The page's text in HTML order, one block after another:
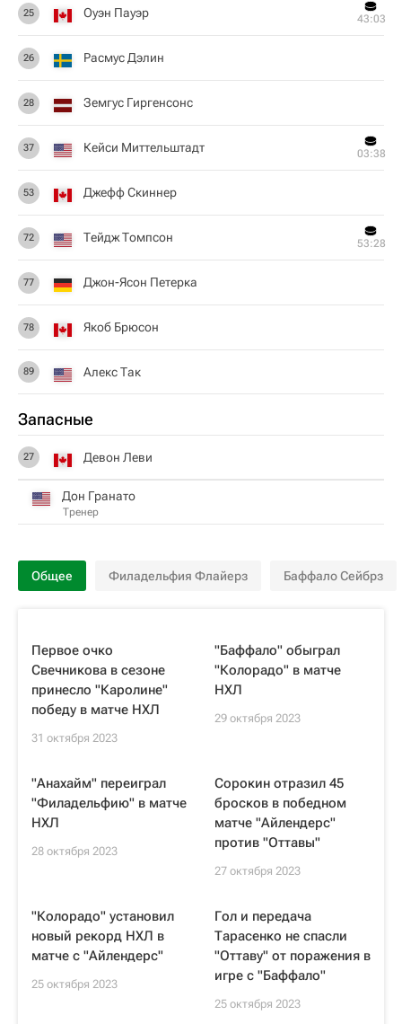
25 Оуэн Пауэр 43:03
26 Расмус Дэлин
28 Земгус Гиргенсонс
37 Кейси Миттельштадт 03:38
53 Джефф Скиннер
72 Тейдж Томпсон 53:28
77 Джон-Ясон Петерка
78 Якоб Брюсон
89 Алекс Так
Запасные
27 Девон Леви
Дон Гранато
Тренер
Общее Филадельфия Флайерз Баффало Сейбрз
Первое очко
Свечникова в сезоне
принесло "Каролине"
победу в матче НХЛ
31 октября 2023
"Баффало" обыграл
"Колорадо" в матче
НХЛ
29 октября 2023
"Анахайм" переиграл
"Филадельфию" в матче
НХЛ
28 октября 2023
Сорокин отразил 45
бросков в победном
матче "Айлендерс"
против "Оттавы"
27 октября 2023
"Колорадо" установил
новый рекорд НХЛ в
матче с "Айлендерс"
25 октября 2023
Гол и передача
Тарасенко не спасли
"Оттаву" от поражения в
игре с "Баффало"
25 октября 2023